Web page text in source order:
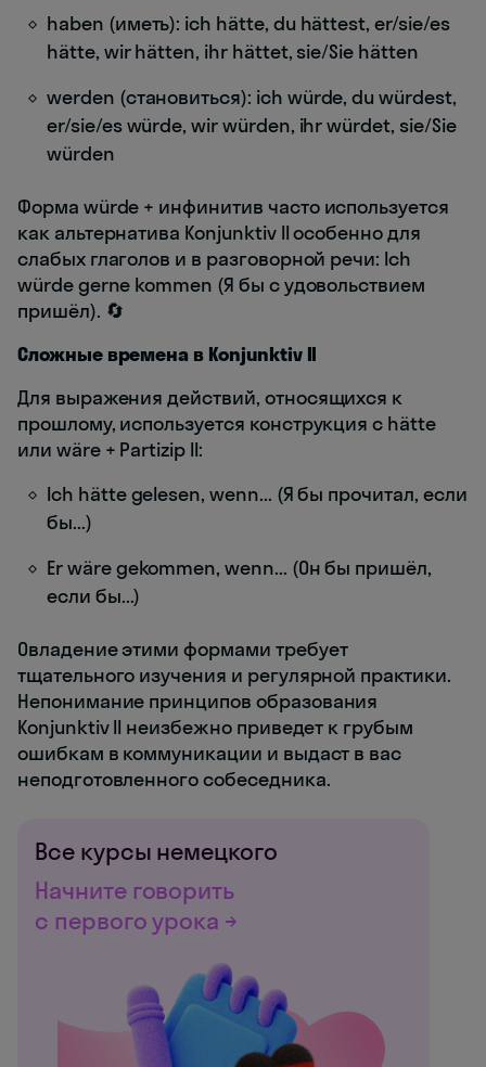
haben (иметь): ich hätte, du hättest, er/sie/es
hätte, wir hätten, ihr hättet, sie/Sie hätten
werden (становиться): ich würde, du würdest,
er/sie/es würde, wir würden, ihr würdet, sie/Sie
würden
Форма würde + инфинитив часто используется
как альтернатива Konjunktiv II особенно для
слабых глаголов и в разговорной речи: Ich
würde gerne kommen (Я бы с удовольствием
пришёл). 🔄
Сложные времена в Konjunktiv II
Для выражения действий, относящихся к
прошлому, используется конструкция с hätte
или wäre + Partizip II:
Ich hätte gelesen, wenn... (Я бы прочитал, если
бы...)
Er wäre gekommen, wenn... (Он бы пришёл,
если бы...)
Овладение этими формами требует
тщательного изучения и регулярной практики.
Непонимание принципов образования
Konjunktiv II неизбежно приведет к грубым
ошибкам в коммуникации и выдаст в вас
неподготовленного собеседника.
Все курсы немецкого
Начните говорить
с первого урока →